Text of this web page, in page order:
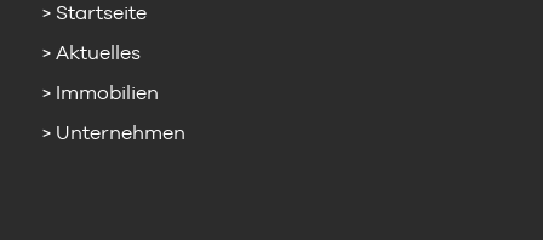
Startseite
Aktuelles
Immobilien
Unternehmen